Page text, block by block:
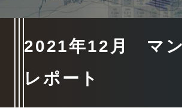
2021年12月 マ
レポート